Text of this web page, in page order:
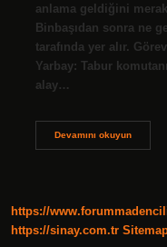
anlama geldiğini
Binbaşıdan sonra ne
tarafında yer alır.
Yarbay: Tabur
alay…
Devamını okuyunAlbay
https://
https://sinay.com.tr